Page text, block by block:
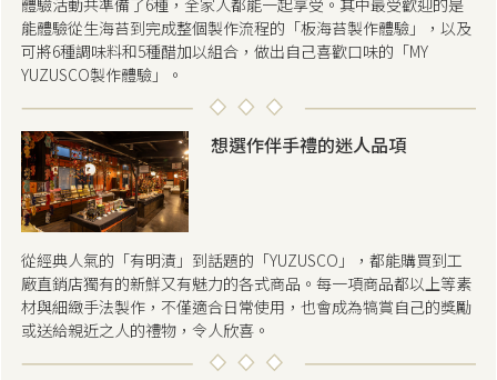
體驗活動共準備了6種，全家人都能一起享受。其中最受歡迎的是
能體驗從生海苔到完成整個製作流程的「板海苔製作體驗」，以及
可將6種調味料和5種醋加以組合，做出自己喜歡口味的「MY
YUZUSCO製作體驗」。
想選作伴手禮的迷人品項
從經典人氣的「有明漬」到話題的「YUZUSCO」，都能購買到工
廠直銷店獨有的新鮮又有魅力的各式商品。每一項商品都以上等素
材與細緻手法製作，不僅適合日常使用，也會成為犒賞自己的獎勵
或送給親近之人的禮物，令人欣喜。